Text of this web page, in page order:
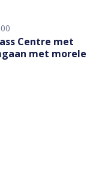
Centre met
met morele